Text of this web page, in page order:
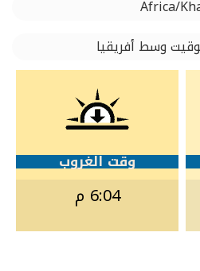
وسط أفريقيا
وقت الغروب
6:04 م